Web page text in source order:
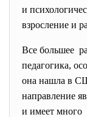
и
взросление и
Все большее
педагогика,
она нашла в
направление
и имеет много